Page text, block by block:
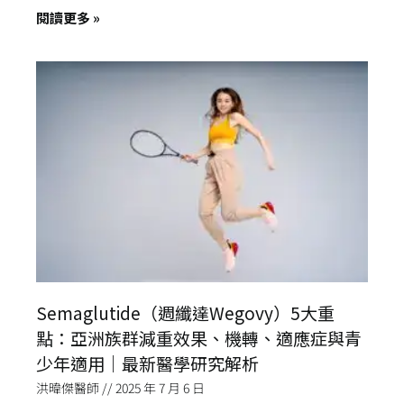
閱讀更多 »
Semaglutide（週纖達Wegovy）5大重
點：亞洲族群減重效果、機轉、適應症與青
少年適用｜最新醫學研究解析
洪暐傑醫師 2025 年 7 月 6 日